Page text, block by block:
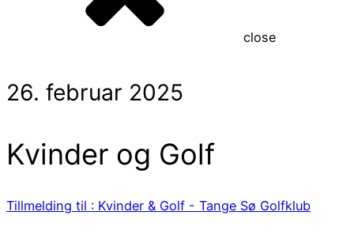
close
26. februar 2025
Kvinder og Golf
Tillmelding til : Kvinder & Golf - Tange Sø Golfklub